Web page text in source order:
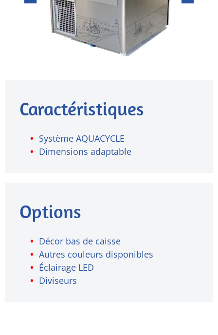
Caractéristiques
Système AQUACYCLE
Dimensions adaptable
Options
Décor bas de caisse
Autres couleurs disponibles
Éclairage LED
Diviseurs